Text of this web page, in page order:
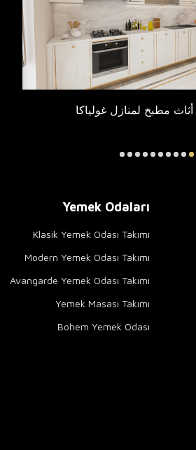
مطبخ لمنازل غولياكا
Yemek Odaları
Klasik Yemek Odası Takımı
Modern Yemek Odası Takımı
Avangarde Yemek Odası Takımı
Yemek Masası Takımı
Bohem Yemek Odası